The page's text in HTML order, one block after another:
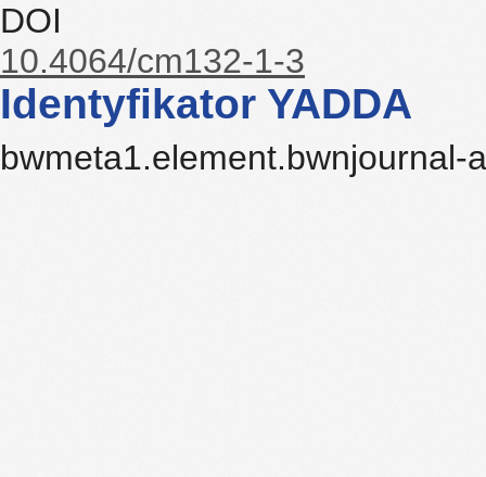
DOI
10.4064/cm132-1-3
Identyfikator YADDA